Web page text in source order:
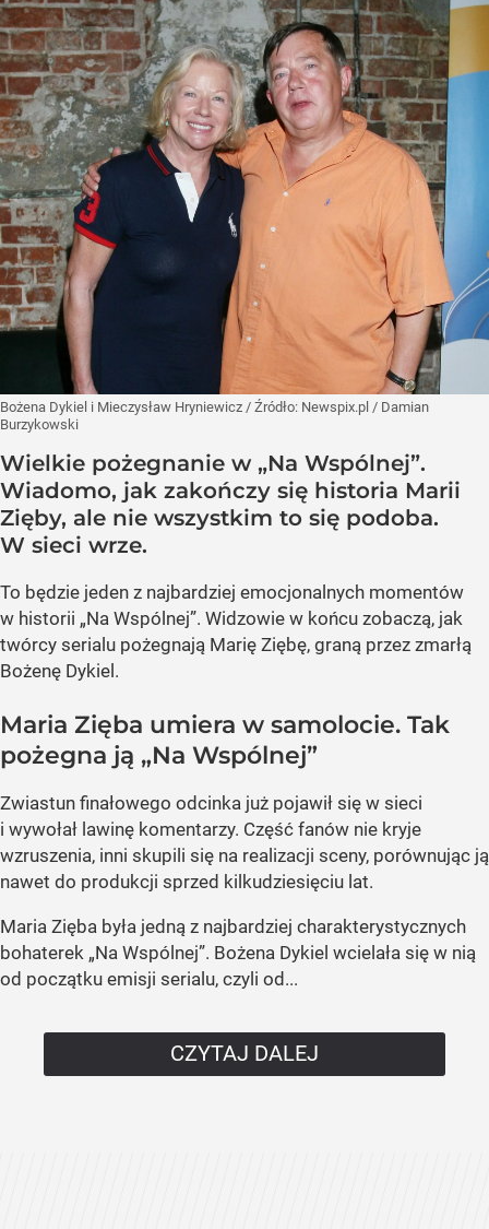
Bożena Dykiel i Mieczysław Hryniewicz / Źródło: Newspix.pl / Damian
Burzykowski
Wielkie pożegnanie w „Na Wspólnej”.
Wiadomo, jak zakończy się historia Marii
Zięby, ale nie wszystkim to się podoba.
W sieci wrze.
To będzie jeden z najbardziej emocjonalnych momentów
w historii „Na Wspólnej”. Widzowie w końcu zobaczą, jak
twórcy serialu pożegnają Marię Ziębę, graną przez zmarłą
Bożenę Dykiel.
Maria Zięba umiera w samolocie. Tak
pożegna ją „Na Wspólnej”
Zwiastun finałowego odcinka już pojawił się w sieci
i wywołał lawinę komentarzy. Część fanów nie kryje
wzruszenia, inni skupili się na realizacji sceny, porównując ją
nawet do produkcji sprzed kilkudziesięciu lat.
Maria Zięba była jedną z najbardziej charakterystycznych
bohaterek „Na Wspólnej”. Bożena Dykiel wcielała się w nią
od początku emisji serialu, czyli od...
CZYTAJ DALEJ